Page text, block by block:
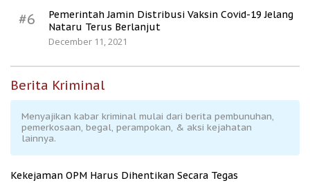
#6
Pemerintah Jamin Distribusi Vaksin Covid-19 Jelang
Nataru Terus Berlanjut
December 11, 2021
Berita Kriminal
Menyajikan kabar kriminal mulai dari berita pembunuhan,
pemerkosaan, begal, perampokan, & aksi kejahatan
lainnya.
Kekejaman OPM Harus Dihentikan Secara Tegas